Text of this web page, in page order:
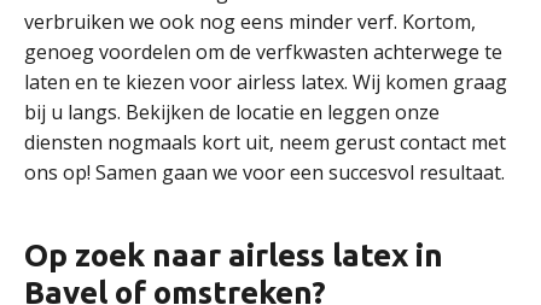
verbruiken we ook nog eens minder verf. Kortom,
genoeg voordelen om de verfkwasten achterwege te
laten en te kiezen voor airless latex. Wij komen graag
bij u langs. Bekijken de locatie en leggen onze
diensten nogmaals kort uit, neem gerust contact met
ons op! Samen gaan we voor een succesvol resultaat.
Op zoek naar airless latex in
Bavel of omstreken?